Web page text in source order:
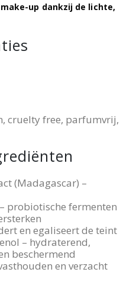
up dankzij de lichte,
cruelty free, parfumvrij,
(Madagascar) –
probiotische fermenten
en egaliseert de teint
– hydraterend,
beschermend
en verzacht